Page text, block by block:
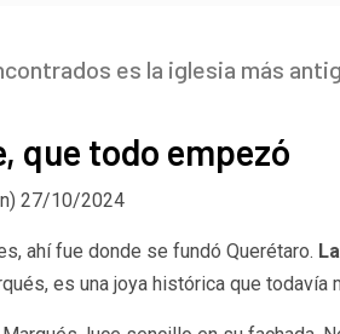
es la iglesia más
que todo empezó
27/10/2024
ahí fue donde se fundó Querétaro.
es una joya histórica que todavía